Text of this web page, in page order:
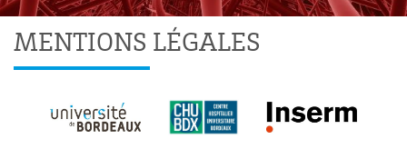
MENTIONS LÉGALES